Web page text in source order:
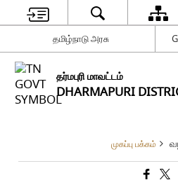
தமிழ்நாடு அரசு
தர்மபுரி மாவட்டம்
DHARMAPURI
முகப்பு பக்கம்